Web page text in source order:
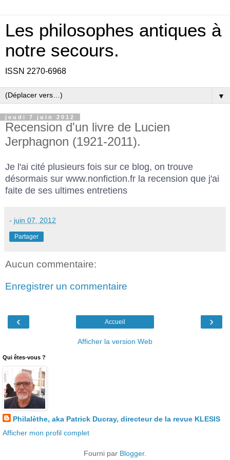
Les philosophes antiques à
notre secours.
ISSN 2270-6968
▼
jeudi 7 juin 2012
Recension d'un livre de Lucien
Jerphagnon (1921-2011).
Je l'ai cité plusieurs fois sur ce blog, on trouve
désormais sur www.nonfiction.fr la recension que j'ai
faite de ses ultimes entretiens
- juin 07, 2012
Partager
Aucun commentaire:
Enregistrer un commentaire
‹ ›
Accueil
Afficher la version Web
Qui êtes-vous ?
Philalèthe, aka Patrick Ducray, directeur de la revue KLESIS
Afficher mon profil complet
Fourni par Blogger.